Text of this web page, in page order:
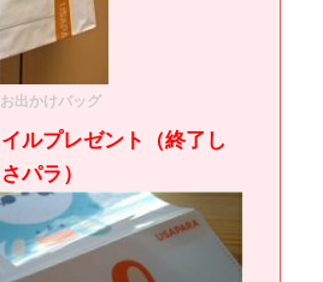
出かけバッグ
ルプレゼント（終了し
パラ）